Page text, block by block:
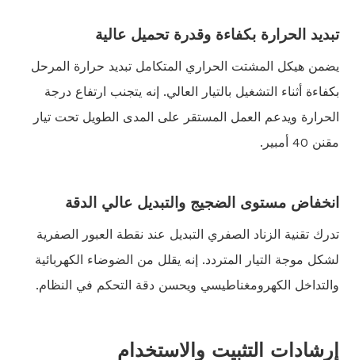
تبديد الحرارة بكفاءة وقدرة تحميل عالية
يضمن هيكل المشتت الحراري المتكامل تبديد حرارة المرحل
بكفاءة أثناء التشغيل بالتيار العالي. إنه يتجنب ارتفاع درجة
الحرارة ويدعم العمل المستقر على المدى الطويل تحت تيار
مقنن 40 أمبير.
انخفاض مستوى الضجيج والتبديل عالي الدقة
تدرك تقنية الزناد الصفري التبديل عند نقطة العبور الصفرية
لشكل موجة التيار المتردد. إنه يقلل من الضوضاء الكهربائية
والتداخل الكهرومغناطيسي ويحسن دقة التحكم في النظام.
إرشادات التثبيت والاستخدام